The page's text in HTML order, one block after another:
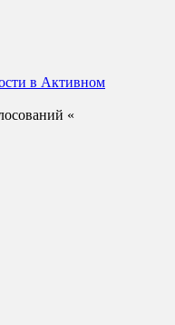
в Активном
«